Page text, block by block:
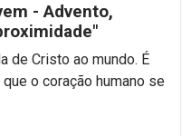
- Advento,
de Cristo ao mundo. É
o coração humano se